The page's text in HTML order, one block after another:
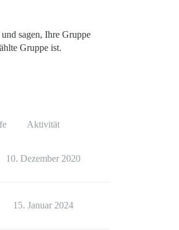
sagen, Ihre Gruppe
Gruppe ist.
Aktivität
10. Dezember 2020
15. Januar 2024